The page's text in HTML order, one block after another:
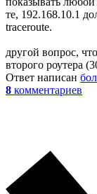
те, 192.168.10.1
traceroute.
другой вопрос,
второго роутера
Ответ написан
8 комментариев